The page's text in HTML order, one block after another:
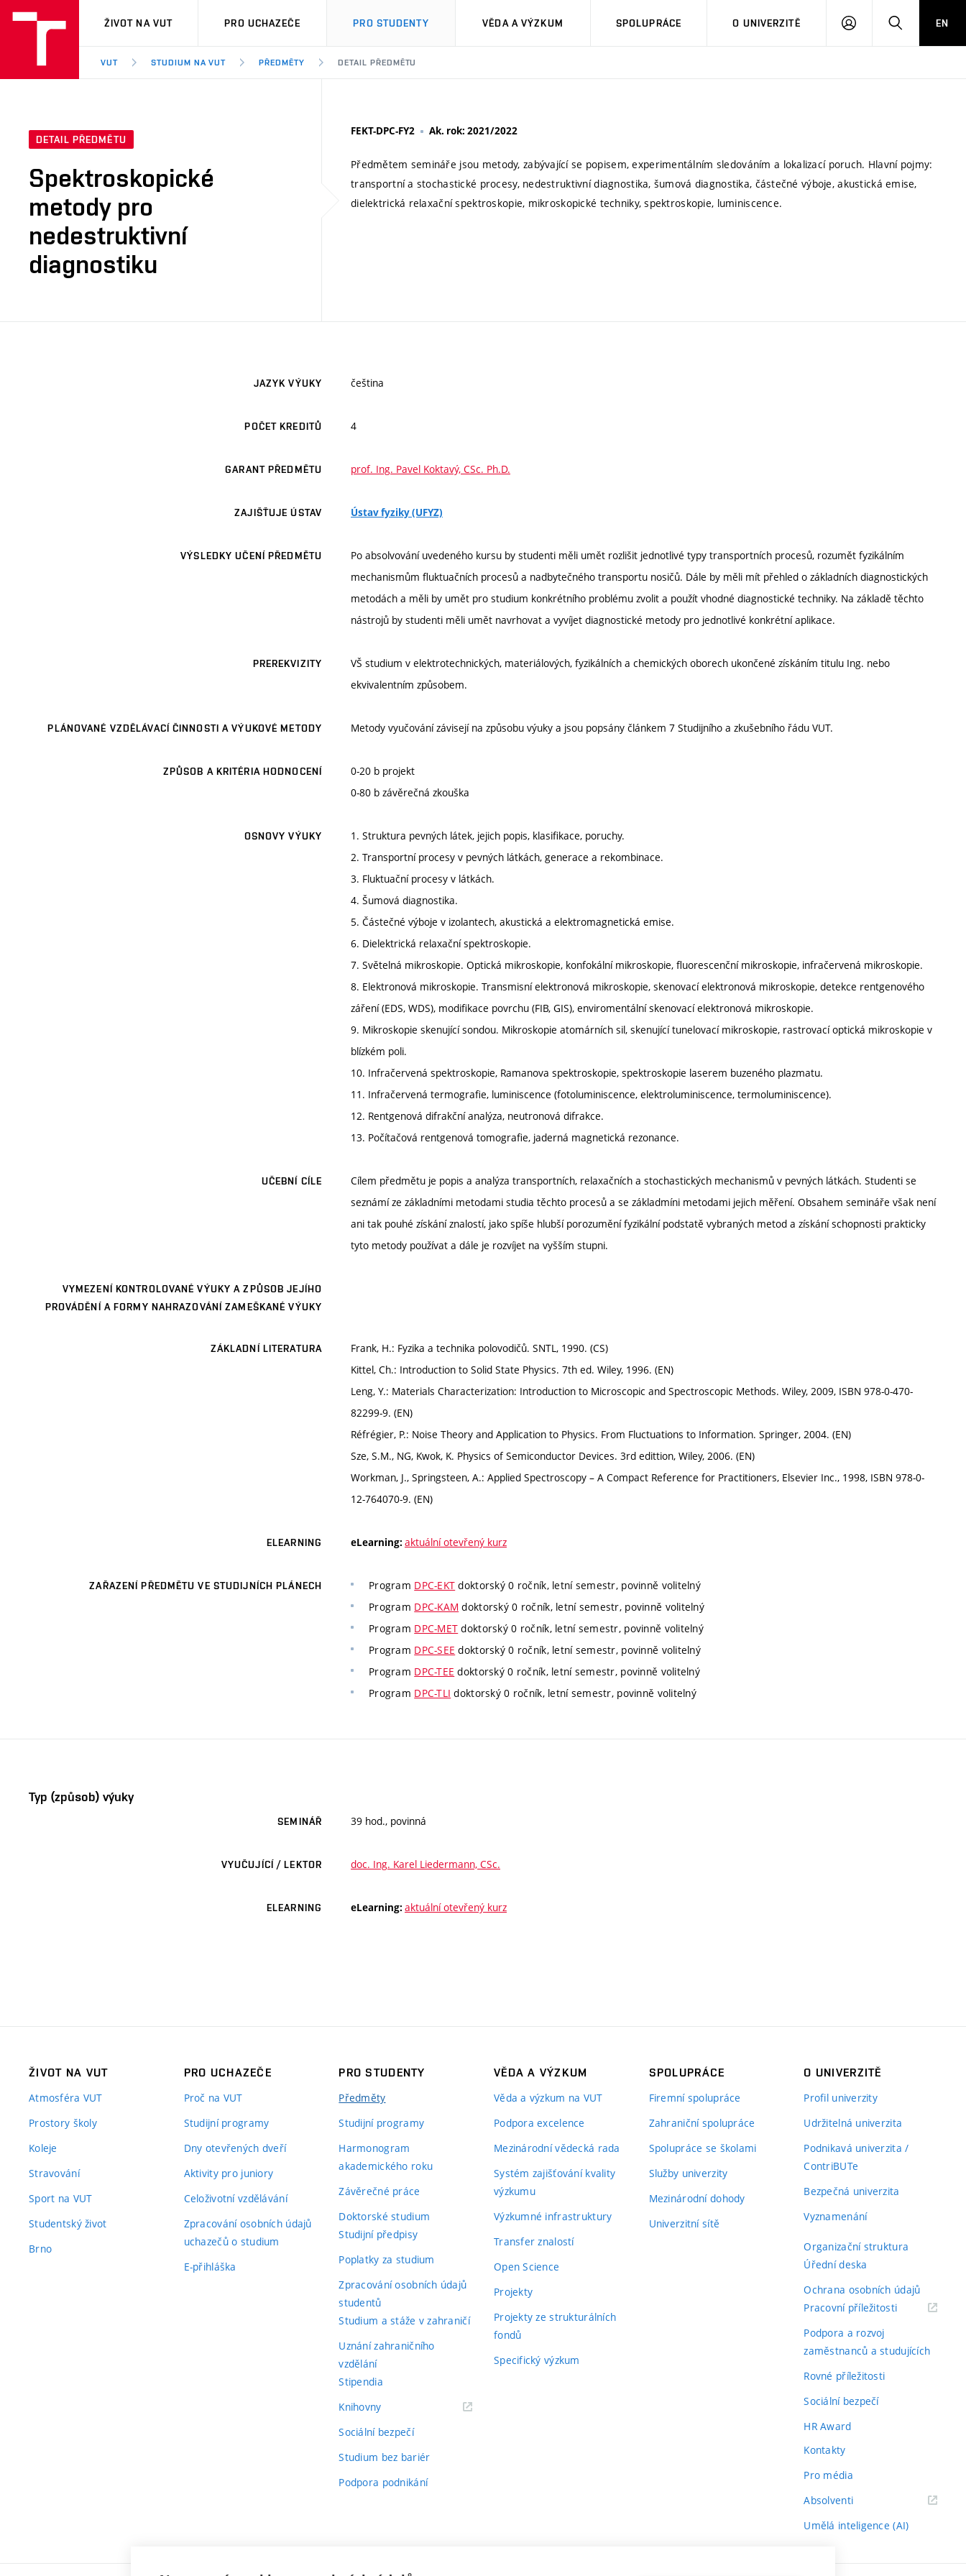
VUT
ŽIVOT NA VUT PRO UCHAZEČE PRO STUDENTY VĚDA A VÝZKUM SPOLUPRÁCE O UNIVERZITĚ
PŘIHLÁSIT HLEDATEN
VUT STUDIUM NA VUT PŘEDMĚTY DETAIL PŘEDMĚTU
DETAIL PŘEDMĚTU
Spektroskopické
metody pro
nedestruktivní
diagnostiku
FEKT-DPC-FY2 Ak. rok: 2021/2022
Předmětem semináře jsou metody, zabývající se popisem, experimentálním sledováním a lokalizací poruch. Hlavní pojmy:
transportní a stochastické procesy, nedestruktivní diagnostika, šumová diagnostika, částečné výboje, akustická emise,
dielektrická relaxační spektroskopie, mikroskopické techniky, spektroskopie, luminiscence.
JAZYK VÝUKY čeština
POČET KREDITŮ 4
GARANT PŘEDMĚTU prof. Ing. Pavel Koktavý, CSc. Ph.D.
ZAJIŠŤUJE ÚSTAV Ústav fyziky (UFYZ)
VÝSLEDKY UČENÍ PŘEDMĚTU
Po absolvování uvedeného kursu by studenti měli umět rozlišit jednotlivé typy transportních procesů, rozumět fyzikálním
mechanismům fluktuačních procesů a nadbytečného transportu nosičů. Dále by měli mít přehled o základních diagnostických
metodách a měli by umět pro studium konkrétního problému zvolit a použít vhodné diagnostické techniky. Na základě těchto
nástrojů by studenti měli umět navrhovat a vyvíjet diagnostické metody pro jednotlivé konkrétní aplikace.
PREREKVIZITY
VŠ studium v elektrotechnických, materiálových, fyzikálních a chemických oborech ukončené získáním titulu Ing. nebo
ekvivalentním způsobem.
PLÁNOVANÉ VZDĚLÁVACÍ ČINNOSTI A VÝUKOVÉ METODY Metody vyučování závisejí na způsobu výuky a jsou popsány článkem 7 Studijního a zkušebního řádu VUT.
ZPŮSOB A KRITÉRIA HODNOCENÍ
0-20 b projekt
0-80 b závěrečná zkouška
OSNOVY VÝUKY
1. Struktura pevných látek, jejich popis, klasifikace, poruchy.
2. Transportní procesy v pevných látkách, generace a rekombinace.
3. Fluktuační procesy v látkách.
4. Šumová diagnostika.
5. Částečné výboje v izolantech, akustická a elektromagnetická emise.
6. Dielektrická relaxační spektroskopie.
7. Světelná mikroskopie. Optická mikroskopie, konfokální mikroskopie, fluorescenční mikroskopie, infračervená mikroskopie.
8. Elektronová mikroskopie. Transmisní elektronová mikroskopie, skenovací elektronová mikroskopie, detekce rentgenového
záření (EDS, WDS), modifikace povrchu (FIB, GIS), enviromentální skenovací elektronová mikroskopie.
9. Mikroskopie skenující sondou. Mikroskopie atomárních sil, skenující tunelovací mikroskopie, rastrovací optická mikroskopie v
blízkém poli.
10. Infračervená spektroskopie, Ramanova spektroskopie, spektroskopie laserem buzeného plazmatu.
11. Infračervená termografie, luminiscence (fotoluminiscence, elektroluminiscence, termoluminiscence).
12. Rentgenová difrakční analýza, neutronová difrakce.
13. Počítačová rentgenová tomografie, jaderná magnetická rezonance.
UČEBNÍ CÍLE
Cílem předmětu je popis a analýza transportních, relaxačních a stochastických mechanismů v pevných látkách. Studenti se
seznámí ze základními metodami studia těchto procesů a se základmíni metodami jejich měření. Obsahem semináře však není
ani tak pouhé získání znalostí, jako spíše hlubší porozumění fyzikální podstatě vybraných metod a získání schopnosti prakticky
tyto metody používat a dále je rozvíjet na vyšším stupni.
VYMEZENÍ KONTROLOVANÉ VÝUKY A ZPŮSOB JEJÍHO
PROVÁDĚNÍ A FORMY NAHRAZOVÁNÍ ZAMEŠKANÉ VÝUKY
ZÁKLADNÍ LITERATURA
Frank, H.: Fyzika a technika polovodičů. SNTL, 1990. (CS)
Kittel, Ch.: Introduction to Solid State Physics. 7th ed. Wiley, 1996. (EN)
Leng, Y.: Materials Characterization: Introduction to Microscopic and Spectroscopic Methods. Wiley, 2009, ISBN 978-0-470-
82299-9. (EN)
Réfrégier, P.: Noise Theory and Application to Physics. From Fluctuations to Information. Springer, 2004. (EN)
Sze, S.M., NG, Kwok, K. Physics of Semiconductor Devices. 3rd edittion, Wiley, 2006. (EN)
Workman, J., Springsteen, A.: Applied Spectroscopy – A Compact Reference for Practitioners, Elsevier Inc., 1998, ISBN 978-0-
12-764070-9. (EN)
ELEARNING eLearning: aktuální otevřený kurz
ZAŘAZENÍ PŘEDMĚTU VE STUDIJNÍCH PLÁNECH Program DPC-EKT doktorský 0 ročník, letní semestr, povinně volitelný
Program DPC-KAM doktorský 0 ročník, letní semestr, povinně volitelný
Program DPC-MET doktorský 0 ročník, letní semestr, povinně volitelný
Program DPC-SEE doktorský 0 ročník, letní semestr, povinně volitelný
Program DPC-TEE doktorský 0 ročník, letní semestr, povinně volitelný
Program DPC-TLI doktorský 0 ročník, letní semestr, povinně volitelný
Typ (způsob) výuky
SEMINÁŘ 39 hod., povinná
VYUČUJÍCÍ / LEKTOR doc. Ing. Karel Liedermann, CSc.
ELEARNING eLearning: aktuální otevřený kurz
ŽIVOT NA VUT
Atmosféra VUT
Prostory školy
Koleje
Stravování
Sport na VUT
Studentský život
Brno
PRO UCHAZEČE
Proč na VUT
Studijní programy
Dny otevřených dveří
Aktivity pro juniory
Celoživotní vzdělávání
Zpracování osobních údajů
uchazečů o studium
E-přihláška
PRO STUDENTY
Předměty
Studijní programy
Harmonogram
akademického roku
Závěrečné práce
Doktorské studium
Studijní předpisy
Poplatky za studium
Zpracování osobních údajů
studentů
Studium a stáže v zahraničí
Uznání zahraničního
vzdělání
Stipendia
Knihovny(externí
Sociální bezpečí
Studium bez bariér
Podpora podnikání
VĚDA A VÝZKUM
Věda a výzkum na VUT
Podpora excelence
Mezinárodní vědecká rada
Systém zajišťování kvality
výzkumu
Výzkumné infrastruktury
Transfer znalostí
Open Science
Projekty
Projekty ze strukturálních
fondů
Specifický výzkum
SPOLUPRÁCE
Firemní spolupráce
Zahraniční spolupráce
Spolupráce se školami
Služby univerzity
Mezinárodní dohody
Univerzitní sítě
O UNIVERZITĚ
Profil univerzity
Udržitelná univerzita
Podnikavá univerzita /
ContriBUTe
Bezpečná univerzita
Vyznamenání
Organizační struktura
Úřední deska
Ochrana osobních údajů
Pracovní příležitosti(externí
Podpora a rozvoj
zaměstnanců a studujících
Rovné příležitosti
Sociální bezpečí
HR Award
Kontakty
Pro média
Absolventi(externí
Umělá inteligence (AI)